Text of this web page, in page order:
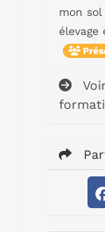
mon
élevage